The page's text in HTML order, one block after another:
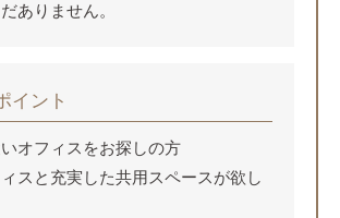
ありません。
イント
オフィスをお探しの方
スと充実した共用スペースが欲し